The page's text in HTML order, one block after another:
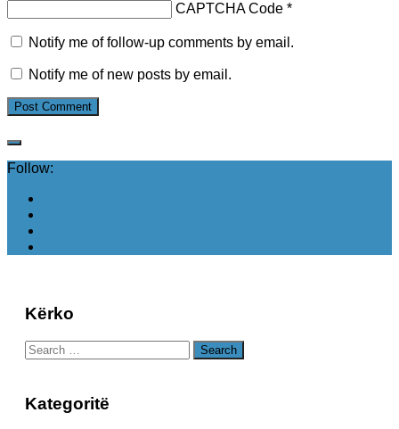
CAPTCHA Code *
Notify me of follow-up comments by email.
Notify me of new posts by email.
Follow:
Kërko
Search
for:
Kategoritë